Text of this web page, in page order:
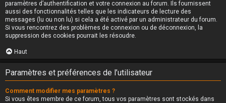
paramètres d’authentification et votre connexion au forum. Ils fournissent
aussi des fonctionnalités telles que les indicateurs de lecture des
messages (lu ou non lu) si cela a été activé par un administrateur du forum.
Si vous rencontrez des problèmes de connexion ou de déconnexion, la
suppression des cookies pourrait les résoudre.
Haut
Paramètres et préférences de l’utilisateur
Comment modifier mes paramètres ?
Si vous êtes membre de ce forum, tous vos paramètres sont stockés dans